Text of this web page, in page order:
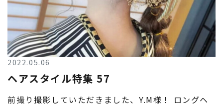
2022.05.06
ヘアスタイル特集 57
前撮り撮影していただきました、Y.M様！ ロングヘ